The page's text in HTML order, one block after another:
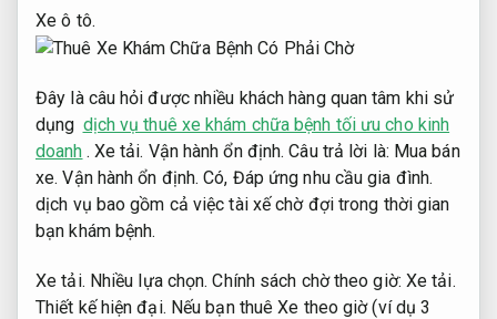
Xe ô tô.
Đây là câu hỏi được nhiều khách hàng quan tâm khi sử
dụng dịch vụ thuê xe khám chữa bệnh tối ưu cho kinh
doanh . Xe tải. Vận hành ổn định. Câu trả lời là: Mua bán
xe. Vận hành ổn định. Có, Đáp ứng nhu cầu gia đình.
dịch vụ bao gồm cả việc tài xế chờ đợi trong thời gian
bạn khám bệnh.
Xe tải. Nhiều lựa chọn. Chính sách chờ theo giờ: Xe tải.
Thiết kế hiện đại. Nếu bạn thuê Xe theo giờ (ví dụ 3